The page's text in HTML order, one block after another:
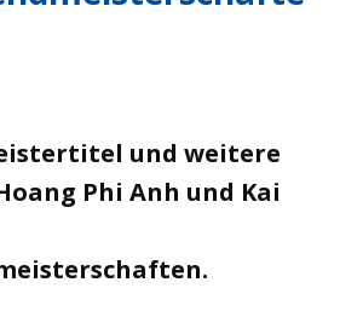
und weitere
Phi Anh und Kai